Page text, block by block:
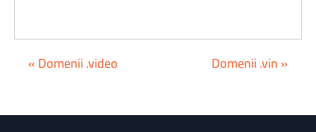
« Domenii .video Domenii .vin »